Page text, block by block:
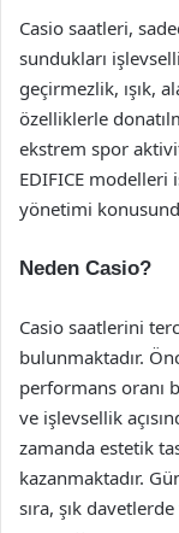
Casio saatleri,
sundukları
geçirmezlik, ışık,
özelliklerle
ekstrem spor
EDIFICE modelleri
yönetimi
Neden Casio?
Casio saatlerini
bulunmaktadır.
performans oranı
ve işlevsellik
zamanda estetik
kazanmaktadır.
sıra, şık